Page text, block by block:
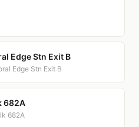
Edge Stn Exit B
Edge Stn Exit B
682A
682A